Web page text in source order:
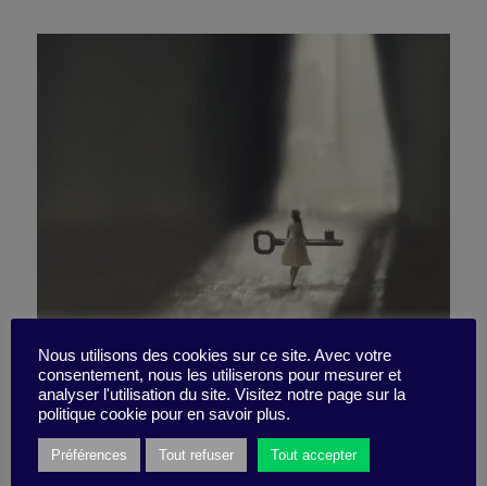
5 tips to help you turn the
unexpected into advantage
Nous utilisons des cookies sur ce site. Avec votre
consentement, nous les utiliserons pour mesurer et
analyser l'utilisation du site. Visitez notre page sur la
politique cookie pour en savoir plus.
Préférences Tout refuser Tout accepter